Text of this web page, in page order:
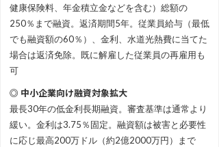
健康保険料、年金積立金などを含む）総額の
250％まで融資。返済期間5年。従業員給与（最低
でも融資額の60％）、金利、水道光熱費に当てた
場合は返済免除。既に解雇した従業員の再雇用も
可
◎ 中小企業向け融資対象拡大
最長30年の低金利長期融資。審査基準は通常より
緩い。金利は3.75％固定。融資額は被害と必要性
に応じ最高200万ドル（約2億2000万円）まで